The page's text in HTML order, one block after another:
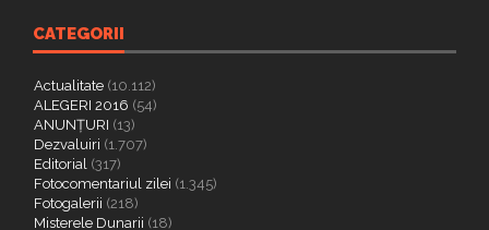
CATEGORII
Actualitate (10.112)
ALEGERI 2016 (54)
ANUNȚURI (13)
Dezvaluiri (1.707)
Editorial (317)
Fotocomentariul zilei (1.345)
Fotogalerii (218)
Misterele Dunarii (18)